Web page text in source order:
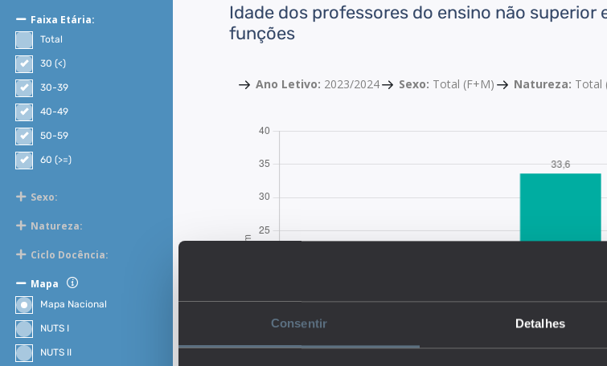
Consentir Detalhes
Faixa Etária:
Total
30 (<)
30-39
40-49
50-59
60 (>=)
Sexo:
Natureza:
Ciclo Docência:
Mapa
Mapa Nacional
NUTS I
NUTS II
Idade dos professores do ensino não superior
funções
Ano Letivo: 2023/2024 Sexo: Total (F+M) Natureza: Total